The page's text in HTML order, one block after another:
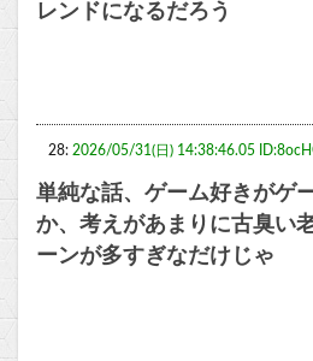
レンドになるだろう
28: 2026/05/31(日) 14:38:46.05
単純な話、ゲーム好きがゲ
か、考えがあまりに古臭い
ーンが多すぎなだけじゃ